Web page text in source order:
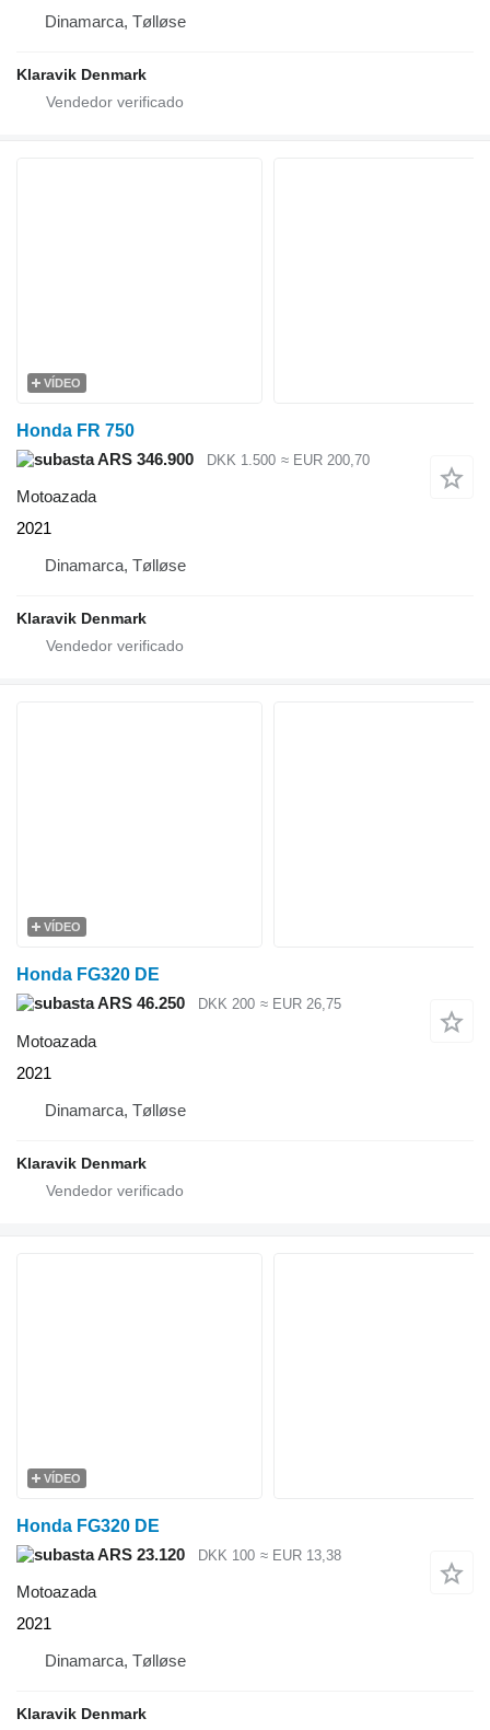
Dinamarca, Tølløse
Klaravik Denmark
VÍDEO
Honda FR 750
ARS 346.900
DKK 1.500 ≈ EUR 200,70
Motoazada
2021
Dinamarca, Tølløse
Klaravik Denmark
VÍDEO
Honda FG320 DE
ARS 46.250
DKK 200 ≈ EUR 26,75
Motoazada
2021
Dinamarca, Tølløse
Klaravik Denmark
VÍDEO
Honda FG320 DE
ARS 23.120
DKK 100 ≈ EUR 13,38
Motoazada
2021
Dinamarca, Tølløse
Klaravik Denmark